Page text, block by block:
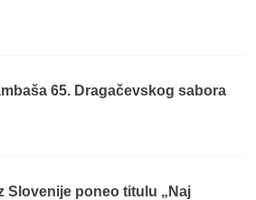
65. Dragačevskog sabora
Slovenije poneo titulu „Naj